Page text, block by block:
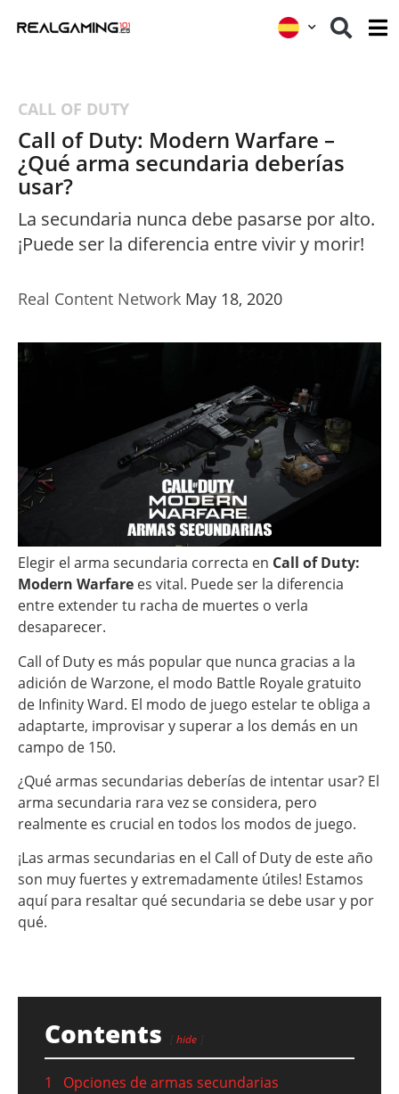
CALL OF DUTY
Call of Duty: Modern Warfare –
¿Qué arma secundaria deberías
usar?
La secundaria nunca debe pasarse por alto.
¡Puede ser la diferencia entre vivir y morir!
Real Content Network May 18, 2020
Elegir el arma secundaria correcta en Call of Duty:
Modern Warfare es vital. Puede ser la diferencia
entre extender tu racha de muertes o verla
desaparecer.
Call of Duty es más popular que nunca gracias a la
adición de Warzone, el modo Battle Royale gratuito
de Infinity Ward. El modo de juego estelar te obliga a
adaptarte, improvisar y superar a los demás en un
campo de 150.
¿Qué armas secundarias deberías de intentar usar? El
arma secundaria rara vez se considera, pero
realmente es crucial en todos los modos de juego.
¡Las armas secundarias en el Call of Duty de este año
son muy fuertes y extremadamente útiles! Estamos
aquí para resaltar qué secundaria se debe usar y por
qué.
Contents hide
1
Opciones de armas secundarias